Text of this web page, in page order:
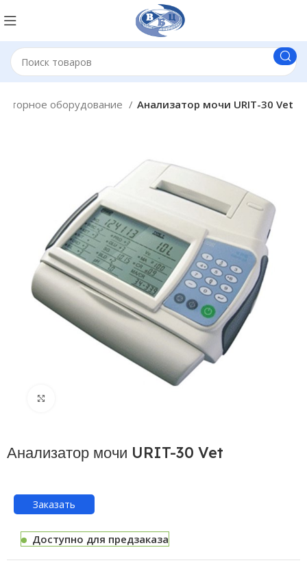
оборудование Анализатор мочи URIT-30 Vet
Анализатор мочи URIT-30 Vet
Заказать
Доступно для предзаказа